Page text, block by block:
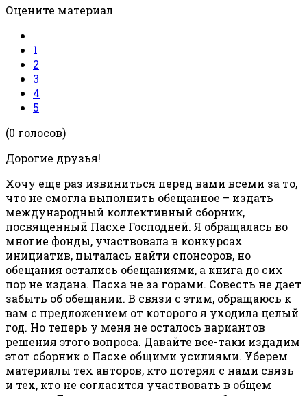
Оцените материал
1
2
3
4
5
(0 голосов)
Дорогие друзья!
Хочу еще раз извиниться перед вами всеми за то,
что не смогла выполнить обещанное – издать
международный коллективный сборник,
посвященный Пасхе Господней. Я обращалась во
многие фонды, участвовала в конкурсах
инициатив, пыталась найти спонсоров, но
обещания остались обещаниями, а книга до сих
пор не издана. Пасха не за горами. Совесть не дает
забыть об обещании. В связи с этим, обращаюсь к
вам с предложением от которого я уходила целый
год. Но теперь у меня не осталось вариантов
решения этого вопроса. Давайте все-таки издадим
этот сборник о Пасхе общими усилиями. Уберем
материалы тех авторов, кто потерял с нами связь
и тех, кто не согласится участвовать в общем